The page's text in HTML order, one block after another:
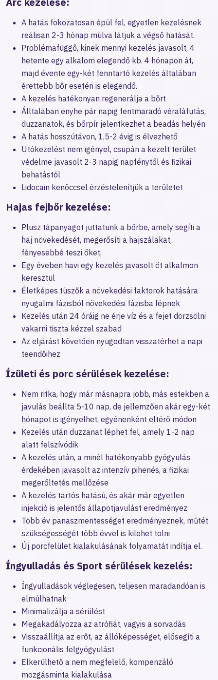
A hatás fokozatosan épül fel, egyetlen kezelésnek
reálisan 2-3 hónap múlva látjuk a végső hatását.
Problémafüggő, kinek mennyi kezelés javasolt, 4
hetente egy alkalom elegendő kb. 4 hónapon át,
majd évente egy-két fenntartó kezelés általában
érettebb bőr esetén is elegendő.
A kezelés hatékonyan regenerálja a bőrt
Álltalában enyhe pár napig fentmaradó véraláfutás,
duzzanatok, és bőrpír jelentkezhet a beadás helyén
A hatás hosszútávon, 1,5-2 évig is élvezhető
Utókezelést nem igényel, csupán a kezelt terület
védelme javasolt 2-3 napig napfénytől és fizikai
behatástól
Lidocain kenőccsel érzéstelenítjük a területet
Hajas fejbőr kezelése:
Plusz tápanyagot juttatunk a bőrbe, amely segíti a
haj növekedését, megerősíti a hajszálakat,
fényesebbé teszi őket,
Egy éveben havi egy kezelés javasolt öt alkalmon
keresztül
Életképes tüszők a növekedési faktorok hatására
nyugalmi fázisból növekedési fázisba lépnek
Kezelés után 24 óráig ne érje víz és a fejet dörzsölni
vakarni tiszta kézzel szabad
Az eljárást követően nyugodtan visszatérhet a napi
teendőihez
Ízületi és porc sérülések kezelése:
Nem ritka, hogy már másnapra jobb, más estekben a
javulás beállta 5-10 nap, de jellemzően akár egy-két
hónapot is igényelhet, egyénenként eltérő módon
Kezelés után duzzanat léphet fel, amely 1-2 nap
alatt felszívódik
A kezelés után, a minél hatékonyabb gyógyulás
érdekében javasolt az intenzív pihenés, a fizikai
megerőltetés mellőzése
A kezelés tartós hatású, és akár már egyetlen
injekció is jelentős állapotjavulást eredményez
Több év panaszmentességet eredményeznek, műtét
szükségességét több évvel is kilehet tolni
Új porcfelület kialakulásának folyamatát indítja el.
Íngyulladás és Sport sérülések kezelés:
Íngyulladások véglegesen, teljesen maradandóan is
elmúlhatnak
Minimalizálja a sérülést
Megakadályozza az atrófiát, vagyis a sorvadás
Visszaállítja az erőt, az állóképességet, elősegíti a
funkcionális felgyógyulást
Elkerülhető a nem megfelelő, kompenzáló
mozgásminta kialakulása